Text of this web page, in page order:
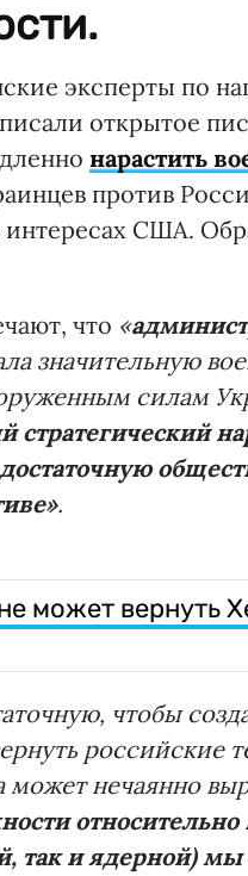
эксперты по
открытое
нарастить
против
интересах США.
что «
значительную
силам
стратегический
.
может вернуть
чтобы
российские
нечаянно
так и ядерной)